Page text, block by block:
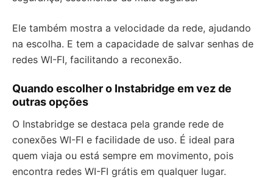
Ele também mostra a velocidade da rede, ajudando
na escolha. E tem a capacidade de salvar senhas de
redes WI-FI, facilitando a reconexão.
Quando escolher o Instabridge em vez de
outras opções
O Instabridge se destaca pela grande rede de
conexões WI-FI e facilidade de uso. É ideal para
quem viaja ou está sempre em movimento, pois
encontra redes WI-FI grátis em qualquer lugar.